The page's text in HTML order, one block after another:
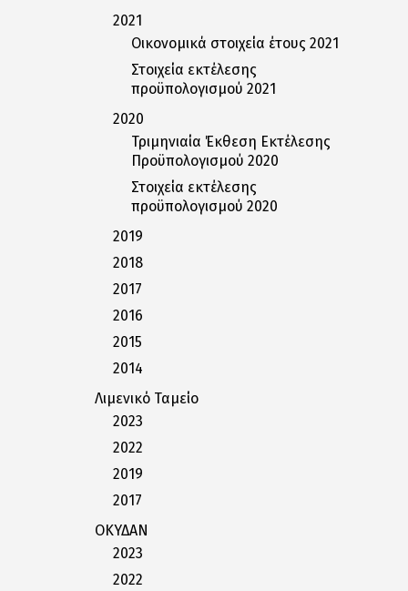
2021
Οικονομικά στοιχεία έτους 2021
Στοιχεία εκτέλεσης
προϋπολογισμού 2021
2020
Τριμηνιαία Έκθεση Εκτέλεσης
Προϋπολογισμού 2020
Στοιχεία εκτέλεσης
προϋπολογισμού 2020
2019
2018
2017
2016
2015
2014
Λιμενικό Ταμείο
2023
2022
2019
2017
ΟΚΥΔΑΝ
2023
2022